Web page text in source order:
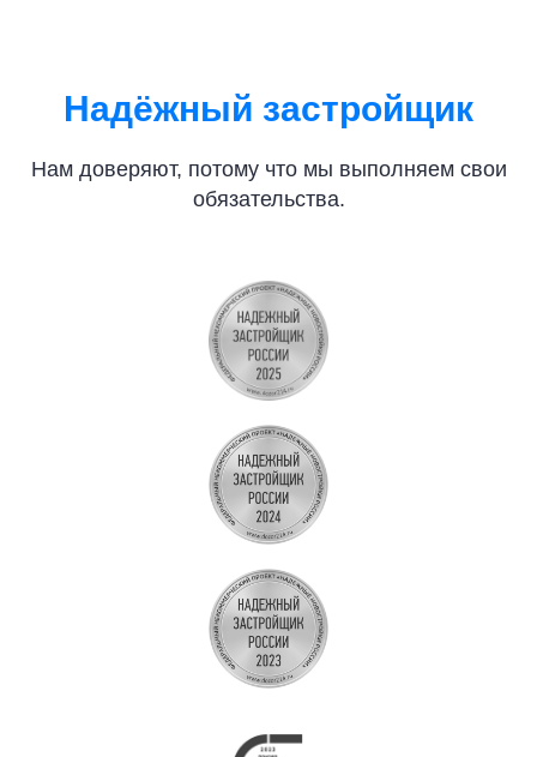
Надёжный застройщик
Нам доверяют, потому что мы выполняем свои
обязательства.